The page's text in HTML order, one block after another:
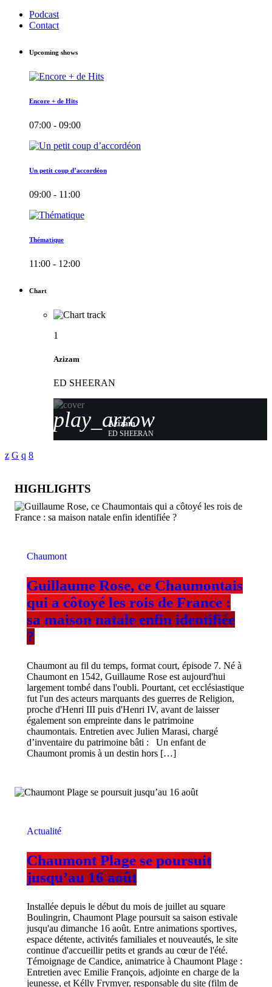
Podcast
Contact
Upcoming shows
Encore + de Hits
07:00 - 09:00
Un petit coup d’accordéon
09:00 - 11:00
Thématique
11:00 - 12:00
Chart
1
Azizam
ED SHEERAN
play_arrow
Azizam
ED SHEERAN
HIGHLIGHTS
Chaumont
Guillaume Rose, ce Chaumontais
qui a côtoyé les rois de France :
sa maison natale enfin identifiée
?
Chaumont au fil du temps, format court, épisode 7. Né à
Chaumont en 1542, Guillaume Rose est aujourd'hui
largement tombé dans l'oubli. Pourtant, cet ecclésiastique
fut l'un des acteurs marquants des guerres de Religion,
proche d'Henri III puis d'Henri IV, avant de laisser
également son empreinte dans le patrimoine
chaumontais. Entretien avec Julien Marasi, chargé
d’inventaire du patrimoine bâti : Un enfant de
Chaumont promis à un destin hors […]
Actualité
Chaumont Plage se poursuit
jusqu’au 16 août
Installée depuis le début du mois de juillet au square
Boulingrin, Chaumont Plage poursuit sa saison estivale
jusqu'au dimanche 16 août. Entre animations sportives,
espace détente, activités familiales et nouveautés, le site
continue d'accueillir petits et grands au cœur de l'été.
Témoignage de Candice, animatrice à Chaumont Plage :
Entretien avec Emilie François, adjointe en charge de la
jeunesse, et Kélly Frymyer, responsable du site (film de